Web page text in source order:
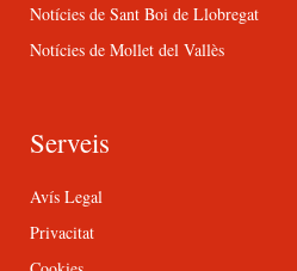
Notícies de Sant Boi de Llobregat
Notícies de Mollet del Vallès
Serveis
Avís Legal
Privacitat